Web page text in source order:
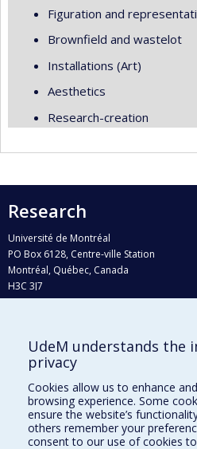
Figuration and
Brownfield and wastelot
Installations (Art)
Aesthetics
Research-creation
Research
Université de Montréal
PO Box 6128, Centre-ville Station
Montréal, Québec, Canada
H3C 3J7
Who does what?
Find us
Site map
Accessibility
UdeM understands the
privacy
Cookies allow us to enhance
browsing experience. Some
ensure the website’s
others remember your
consent to our use of cookies